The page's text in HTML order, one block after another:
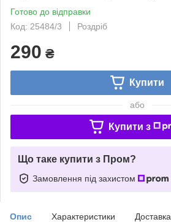
Готово до відправки
Код: 25484/3
Роздріб
290 ₴
Купити
або
Купити з
Що таке купити з Пром?
Замовлення під захистом
Опис Характеристики Доставка